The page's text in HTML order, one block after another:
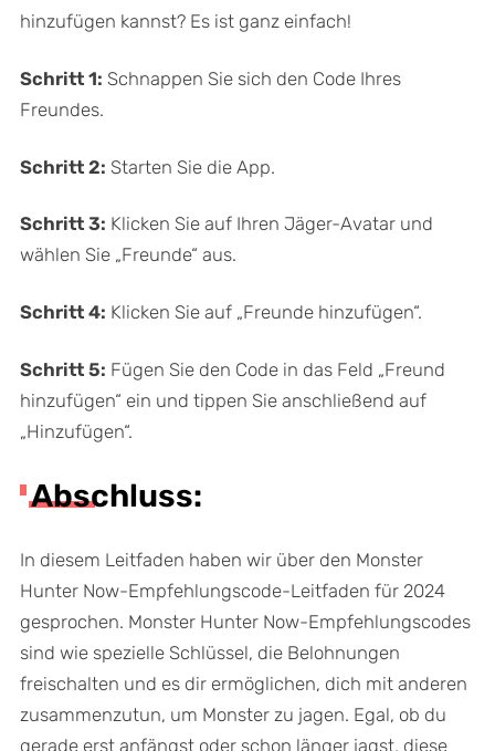
hinzufügen kannst? Es ist ganz einfach!
Schritt 1: Schnappen Sie sich den Code Ihres
Freundes.
Schritt 2: Starten Sie die App.
Schritt 3: Klicken Sie auf Ihren Jäger-Avatar und
wählen Sie „Freunde“ aus.
Schritt 4: Klicken Sie auf „Freunde hinzufügen“.
Schritt 5: Fügen Sie den Code in das Feld „Freund
hinzufügen“ ein und tippen Sie anschließend auf
„Hinzufügen“.
Abschluss:
In diesem Leitfaden haben wir über den Monster
Hunter Now-Empfehlungscode-Leitfaden für 2024
gesprochen. Monster Hunter Now-Empfehlungscodes
sind wie spezielle Schlüssel, die Belohnungen
freischalten und es dir ermöglichen, dich mit anderen
zusammenzutun, um Monster zu jagen. Egal, ob du
gerade erst anfängst oder schon länger jagst, diese